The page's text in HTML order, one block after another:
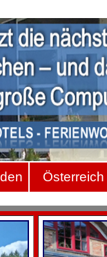
Österreich